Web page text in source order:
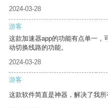
2024-03-28
游客
这款加速器app的功能有点单一，
动切换线路的功能。
2024-03-28
游客
这款软件简直是神器，解决了我所